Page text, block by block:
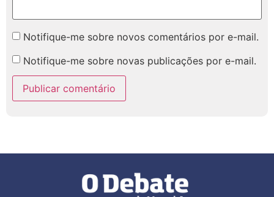
Notifique-me sobre novos comentários por e-mail.
Notifique-me sobre novas publicações por e-mail.